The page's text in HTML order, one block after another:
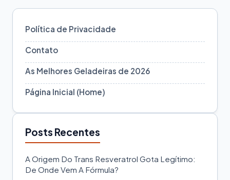
Política de Privacidade
Contato
As Melhores Geladeiras de 2026
Página Inicial (Home)
Posts Recentes
A Origem Do Trans Resveratrol Gota Legítimo:
De Onde Vem A Fórmula?